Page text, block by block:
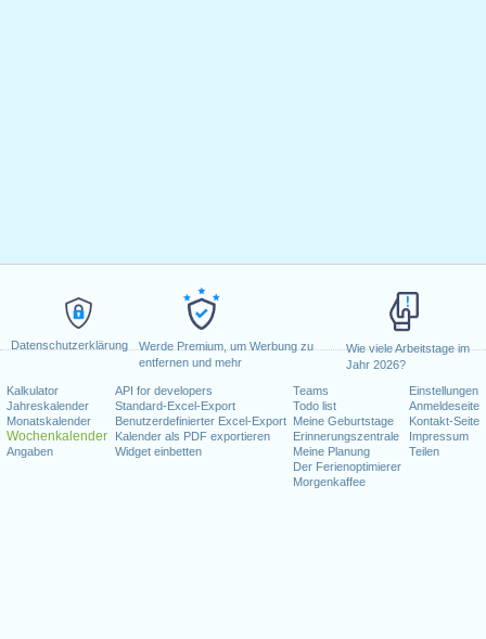
Datenschutzerklärung
Werde Premium, um Werbung zu
entfernen und mehr
Wie viele Arbeitstage im
Jahr 2026?
Kalkulator
Jahreskalender
Monatskalender
Wochenkalender
Angaben
API for developers
Standard-Excel-Export
Benutzerdefinierter Excel-Export
Kalender als PDF exportieren
Widget einbetten
Teams
Todo list
Meine Geburtstage
Erinnerungszentrale
Meine Planung
Der Ferienoptimierer
Morgenkaffee
Einstellungen
Anmeldeseite
Kontakt-Seite
Impressum
Teilen